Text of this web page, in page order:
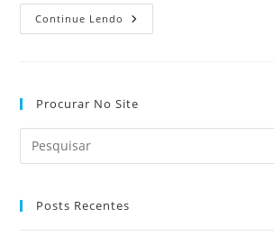
Continue Lendo Economia
Circular:
A
Procurar No Site
Posts Recentes